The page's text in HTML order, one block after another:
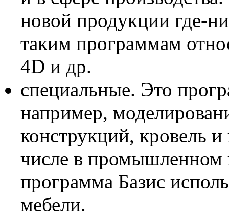
новой продукции где-
таким программам
4D и др.
специальные. Это
например,
конструкций, кровель
числе в промышленном
программа Базис
мебели.